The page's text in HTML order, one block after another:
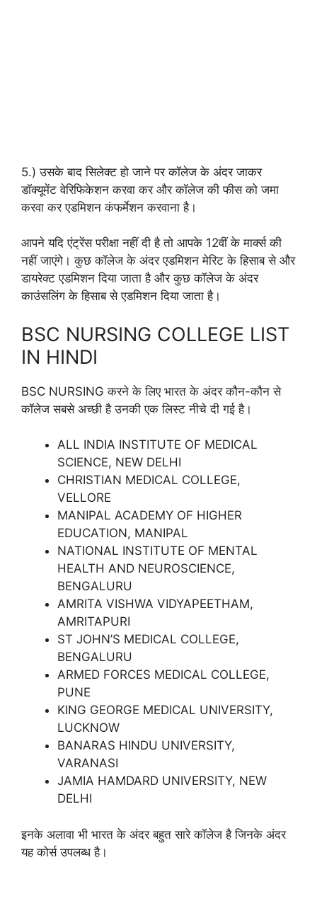
5.) उसके बाद सिलेक्ट हो जाने पर कॉलेज के अंदर जाकर
डॉक्यूमेंट वेरिफिकेशन करवा कर और कॉलेज की फीस को जमा
करवा कर एडमिशन कंफर्मेशन करवाना है।
आपने यदि एंट्रेंस परीक्षा नहीं दी है तो आपके 12वीं के मार्क्स की
नहीं जाएंगे। कुछ कॉलेज के अंदर एडमिशन मेरिट के हिसाब से और
डायरेक्ट एडमिशन दिया जाता है और कुछ कॉलेज के अंदर
काउंसलिंग के हिसाब से एडमिशन दिया जाता है।
BSC NURSING COLLEGE LIST
IN HINDI
BSC NURSING करने के लिए भारत के अंदर कौन-कौन से
कॉलेज सबसे अच्छी है उनकी एक लिस्ट नीचे दी गई है।
ALL INDIA INSTITUTE OF MEDICAL
SCIENCE, NEW DELHI
CHRISTIAN MEDICAL COLLEGE,
VELLORE
MANIPAL ACADEMY OF HIGHER
EDUCATION, MANIPAL
NATIONAL INSTITUTE OF MENTAL
HEALTH AND NEUROSCIENCE,
BENGALURU
AMRITA VISHWA VIDYAPEETHAM,
AMRITAPURI
ST JOHN’S MEDICAL COLLEGE,
BENGALURU
ARMED FORCES MEDICAL COLLEGE,
PUNE
KING GEORGE MEDICAL UNIVERSITY,
LUCKNOW
BANARAS HINDU UNIVERSITY,
VARANASI
JAMIA HAMDARD UNIVERSITY, NEW
DELHI
इनके अलावा भी भारत के अंदर बहुत सारे कॉलेज है जिनके अंदर
यह कोर्स उपलब्ध है।